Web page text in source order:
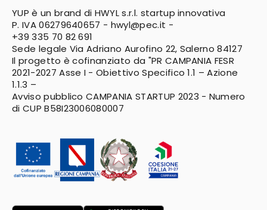
YUP è un brand di HWYL s.r.l. startup innovativa
P. IVA 06279640657 - hwyl@pec.it -
+39 335 70 82 691
Sede legale Via Adriano Aurofino 22, Salerno 84127
Il progetto è cofinanziato da "PR CAMPANIA FESR
2021-2027 Asse I - Obiettivo Specifico 1.1 – Azione
1.1.3 –
Avviso pubblico CAMPANIA STARTUP 2023 - Numero
di CUP B58I23006080007